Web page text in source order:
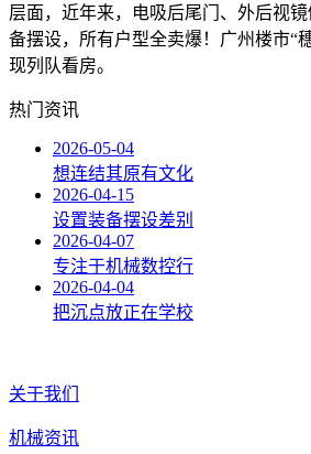
层面，近年来，电吸后尾门、外后视
备摆设，所有户型全卖爆！广州楼市“
现列队看房。
热门资讯
2026-05-04
想连结其原有文化
2026-04-15
设置装备摆设差别
2026-04-07
专注于机械数控行
2026-04-04
把沉点放正在学校
关于我们
机械资讯